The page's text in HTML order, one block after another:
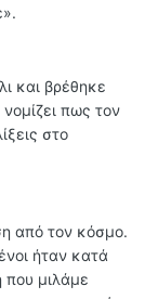
και βρέθηκε
πως τον
στο
από τον κόσμο.
ήταν κατά
μιλάμε